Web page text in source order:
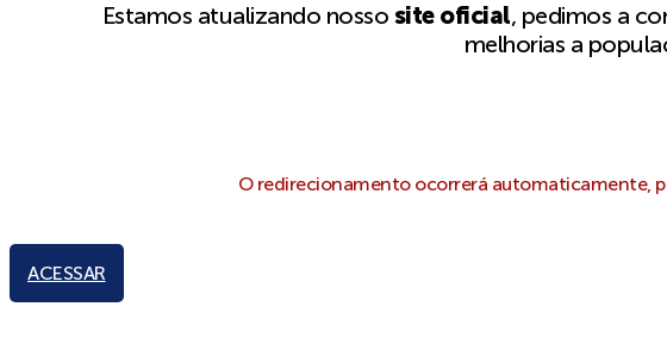
Estamos atualizando nosso site oficial, pedimos a
melhorias a
O redirecionamento ocorrerá automaticamente,
ACESSAR